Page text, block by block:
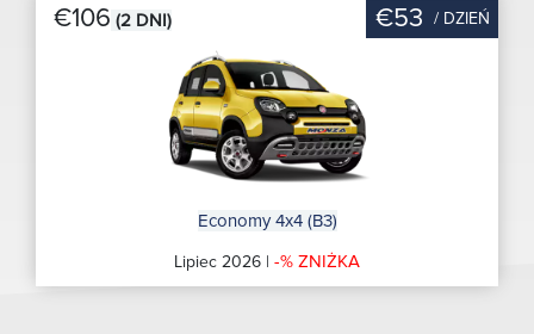
€106 (2 DNI) €53 / DZIEŃ
Economy 4x4 (B3)
Lipiec 2026 | -% ZNIŻKA